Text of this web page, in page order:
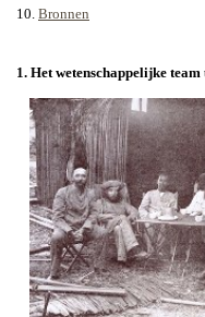
10. Bronnen
1. Het wetenschappelijke team